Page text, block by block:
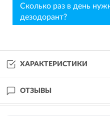
Сколько раз в день
дезодорант?
ХАРАКТЕРИСТИКИ
ОТЗЫВЫ